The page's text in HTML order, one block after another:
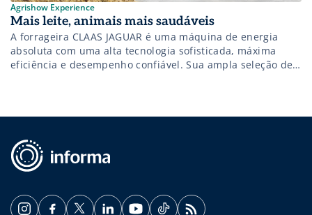
Agrishow Experience
Mais leite, animais mais saudáveis
A forrageira CLAAS JAGUAR é uma máquina de energia
absoluta com uma alta tecnologia sofisticada, máxima
eficiência e desempenho confiável. Sua ampla seleção de